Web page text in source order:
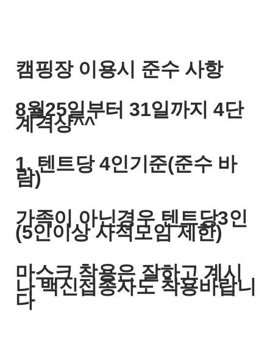
캠핑장 이용시 준수 사항
8월25일부터 31일까지 4단
계격상^^
1. 텐트당 4인기준(준수 바
람)
가족이 아닌경우 텐트당3인
(5인이상 사적모임 제한)
마스크 착용은 잘하고 계시
나 백신접종자도 착용바랍니
다